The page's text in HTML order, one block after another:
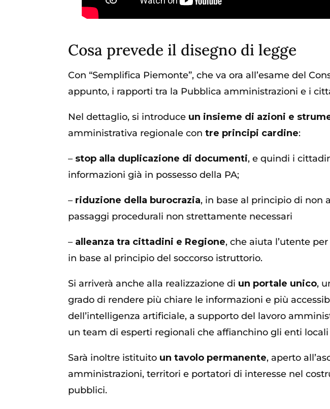
Cosa prevede il disegno di legge
Con “Semplifica Piemonte”, che va ora all’esame del
appunto, i rapporti tra la Pubblica amministrazioni e i
Nel dettaglio, si introduce un insieme di azioni e
amministrativa regionale contre principi cardine:
– stop alla duplicazione di documenti, e quindi i
informazioni già in possesso della PA;
– riduzione della burocrazia, in base al principio di non
passaggi procedurali non strettamente necessari
– alleanza tra cittadini e Regione, che aiuta l’utente
in base al principio del soccorso istruttorio.
Si arriverà anche alla realizzazione di un portale unico,
grado di rendere più chiare le informazioni e più
dell’intelligenza artificiale, a supporto del lavoro
un team di esperti regionali che affianchino gli enti
Sarà inoltre istituito un tavolo permanente, aperto
amministrazioni, territori e portatori di interesse nel
pubblici.